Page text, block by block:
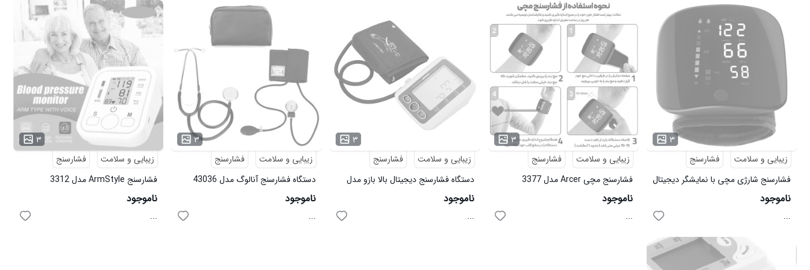
۳
زیبایی و سلامت
فشارسنج
فشارسنج شارژی مچی با نمایشگر دیجیتال
E Bestin WEB 506 مدل 46515
ناموجود
...
۳
زیبایی و سلامت
فشارسنج
فشارسنج مچی Arcer مدل 3377
ناموجود
...
۳
زیبایی و سلامت
فشارسنج
دستگاه فشارسنج دیجیتال بالا بازو مدل
43037
ناموجود
...
۳
زیبایی و سلامت
فشارسنج
دستگاه فشارسنج آنالوگ مدل 43036
ناموجود
...
۳
زیبایی و سلامت
فشارسنج
فشارسنج ArmStyle مدل 3312
ناموجود
...